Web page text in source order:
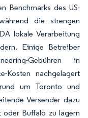
Benchmarks des US-
die strengen
lokale Verarbeitung
Einige Betreiber
Gebühren in
Kosten nachgelagert
um Toronto und
Versender dazu
Buffalo zu lagern